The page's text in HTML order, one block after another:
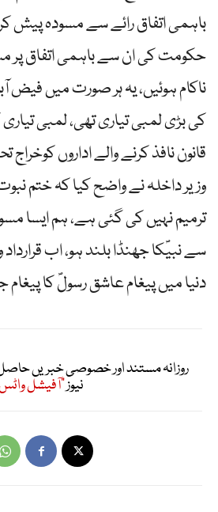
باہمی اتفاق رائے سے مسودہ پیش
حکومت کی ان سے باہمی اتفاق
ناکام ہوئیں، یہ ہر صورت میں فیض
کی بڑی لمبی تیاری تھی، لمبی تیاری
قانون نافذ کرنے والے اداروں
وزیر داخلہ نے واضح کیا کہ ختم
ترمیم نہیں کی گئی ہے، ہم ایسا
سے نبیۖکا جھنڈا بلند ہو، اب
دنیا میں پیغام عاشق رسولۖ کا پیغام
روزانہ مستند اور خصوصی خبریں
نیوز"آفیشل